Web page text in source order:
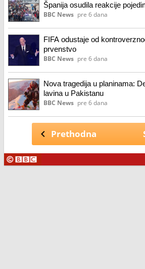
Španija osudila reakcije
BBC News pre 6 dana
FIFA odustaje od
prvenstvo
BBC News pre 6 dana
Nova tragedija u planinama:
lavina u Pakistanu
BBC News pre 6 dana
Prethodna